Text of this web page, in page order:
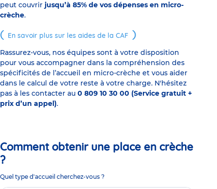
peut couvrir jusqu’à 85% de vos dépenses en micro-
crèche.
En savoir plus sur les aides de la CAF
Rassurez-vous, nos équipes sont à votre disposition
pour vous accompagner dans la compréhension des
spécificités de l’accueil en micro-crèche et vous aider
dans le calcul de votre reste à votre charge. N'hésitez
pas à les contacter au 0 809 10 30 00 (Service gratuit +
prix d’un appel).
Comment obtenir une place en crèche
?
Quel type d'accueil cherchez-vous ?